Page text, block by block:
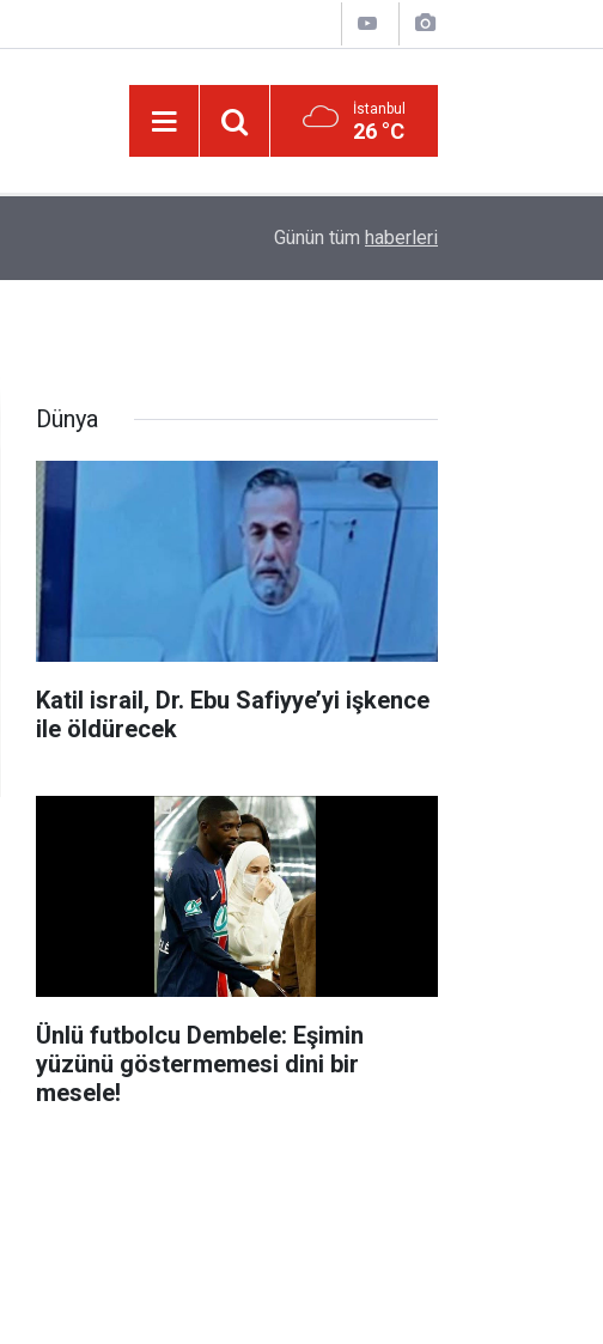
İstanbul
26 °C
Ünlü futbolcu Dembele: Eşimin yüzünü
Günün tüm haberleri
Dünya
Katil israil, Dr. Ebu Safiyye’yi işkence
ile öldürecek
Ünlü futbolcu Dembele: Eşimin
yüzünü göstermemesi dini bir
mesele!